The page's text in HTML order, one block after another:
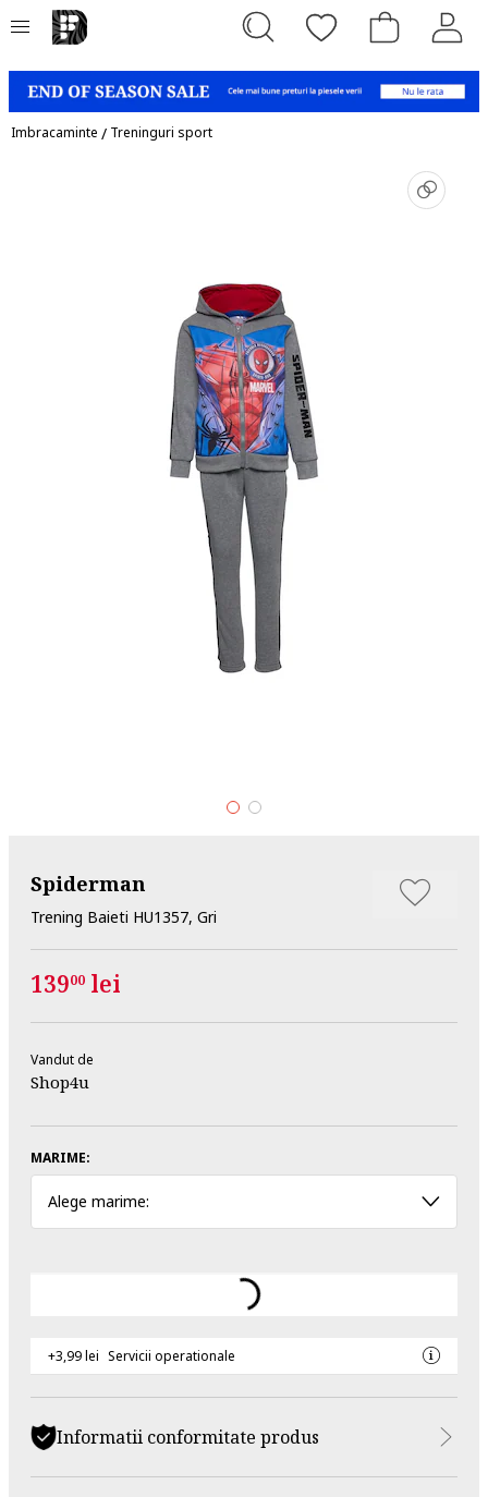
Imbracaminte / Treninguri sport
Spiderman
Trening Baieti HU1357, Gri
13900 lei
Vandut de
Shop4u
MARIME:
Alege marime:
+3,99 lei Servicii operationale
Informatii conformitate produs